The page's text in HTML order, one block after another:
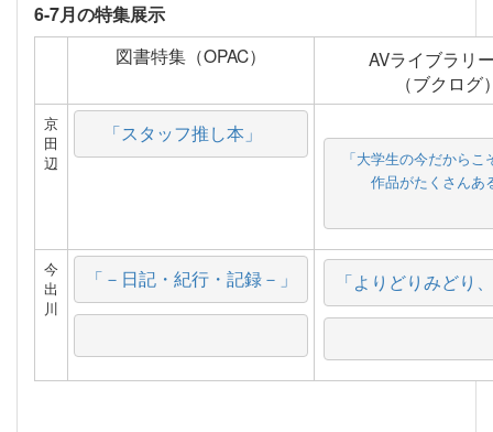
6-7月の特集展示
図書特集（OPAC）
AVライブラリ
（ブクログ
京
田
辺
「スタッフ推し本」
「大学生の今だからこ
作品がたくさんあ
今
出
川
「－日記・紀行・記録－」 「よりどりみどり